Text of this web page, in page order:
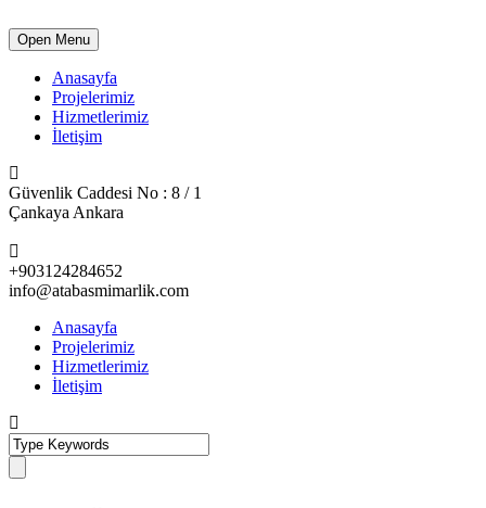
Open Menu
Anasayfa
Projelerimiz
Hizmetlerimiz
İletişim
Güvenlik Caddesi No : 8 / 1
Çankaya Ankara
+903124284652
info@atabasmimarlik.com
Anasayfa
Projelerimiz
Hizmetlerimiz
İletişim